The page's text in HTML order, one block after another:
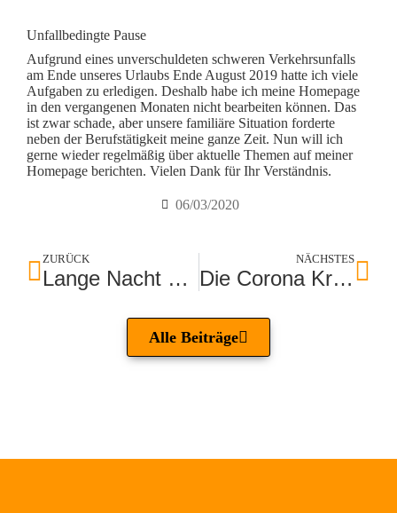
Unfallbedingte Pause
Aufgrund eines unverschuldeten schweren Verkehrsunfalls
am Ende unseres Urlaubs Ende August 2019 hatte ich viele
Aufgaben zu erledigen. Deshalb habe ich meine Homepage
in den vergangenen Monaten nicht bearbeiten können. Das
ist zwar schade, aber unsere familiäre Situation forderte
neben der Berufstätigkeit meine ganze Zeit. Nun will ich
gerne wieder regelmäßig über aktuelle Themen auf meiner
Homepage berichten. Vielen Dank für Ihr Verständnis.
06/03/2020
ZURÜCK
Lange Nacht der Museen
NÄCHSTES
Die Corona Krise ist eine erhebliche Herausforderung
Alle Beiträge